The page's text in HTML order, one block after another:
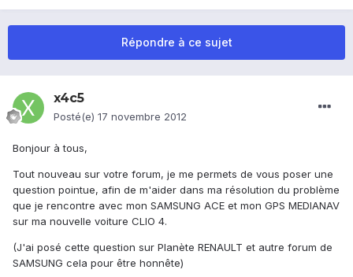
Répondre à ce sujet
x4c5
Posté(e) 17 novembre 2012
Bonjour à tous,
Tout nouveau sur votre forum, je me permets de vous poser une
question pointue, afin de m'aider dans ma résolution du problème
que je rencontre avec mon SAMSUNG ACE et mon GPS MEDIANAV
sur ma nouvelle voiture CLIO 4.
(J'ai posé cette question sur Planète RENAULT et autre forum de
SAMSUNG cela pour être honnête)